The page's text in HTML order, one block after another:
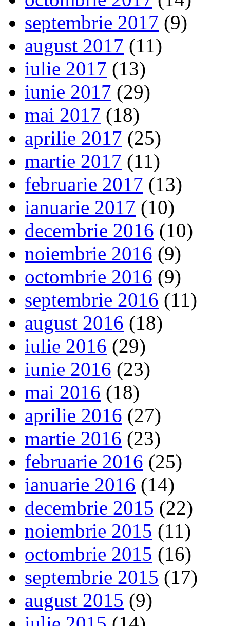
septembrie 2017 (9)
august 2017 (11)
iulie 2017 (13)
iunie 2017 (29)
mai 2017 (18)
aprilie 2017 (25)
martie 2017 (11)
februarie 2017 (13)
ianuarie 2017 (10)
decembrie 2016 (10)
noiembrie 2016 (9)
octombrie 2016 (9)
septembrie 2016 (11)
august 2016 (18)
iulie 2016 (29)
iunie 2016 (23)
mai 2016 (18)
aprilie 2016 (27)
martie 2016 (23)
februarie 2016 (25)
ianuarie 2016 (14)
decembrie 2015 (22)
noiembrie 2015 (11)
octombrie 2015 (16)
septembrie 2015 (17)
august 2015 (9)